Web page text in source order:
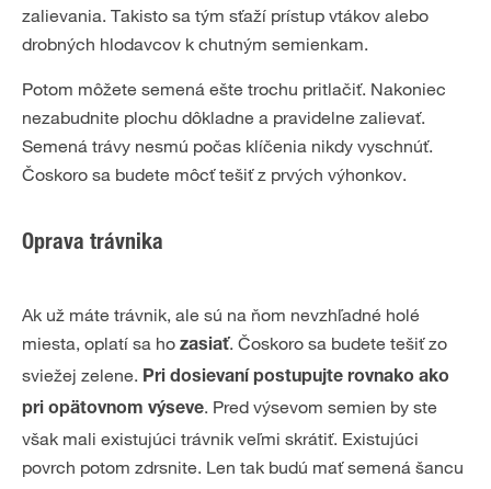
zalievania. Takisto sa tým sťaží prístup vtákov alebo
drobných hlodavcov k chutným semienkam.
Potom môžete semená ešte trochu pritlačiť. Nakoniec
nezabudnite plochu dôkladne a pravidelne zalievať.
Semená trávy nesmú počas klíčenia nikdy vyschnúť.
Čoskoro sa budete môcť tešiť z prvých výhonkov.
Oprava trávnika
Ak už máte trávnik, ale sú na ňom nevzhľadné holé
miesta, oplatí sa ho zasiať. Čoskoro sa budete tešiť zo
sviežej zelene. Pri dosievaní postupujte rovnako ako
pri opätovnom výseve. Pred výsevom semien by ste
však mali existujúci trávnik veľmi skrátiť. Existujúci
povrch potom zdrsnite. Len tak budú mať semená šancu